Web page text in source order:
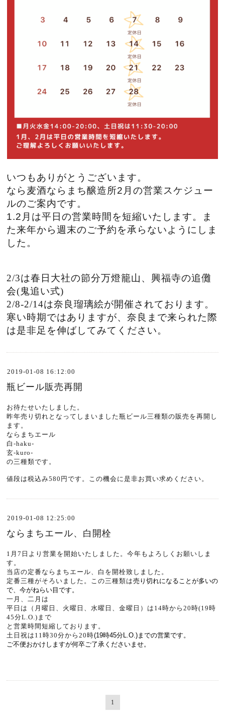
いつもありがとうございます。
なら麦酒ならまち醸造所2月の営業スケジュー
ルのご案内です。
1.2月は平日の営業時間を短縮いたします。ま
た来年から週末のご予約を承らないようにしま
した。
2/3は春日大社の節分万燈籠山、興福寺の追儺
会(鬼追い式)
2/8-2/14は奈良瑠璃絵が開催されております。
寒い時期ではありますが、奈良まで来られた際
は是非足を伸ばしてみてください。
2019-01-08 16:12:00
瓶ビール販売再開
お待たせいたしました。
昨年売り切れとなってしまいました瓶ビール三種類の販売を再開し
ます。
ならまちエール
白-haku-
玄-kuro-
の三種類です。
値段は税込み580円です。この機会に是非お買い求めください。
2019-01-08 12:25:00
ならまちエール、白開栓
1月7日より営業を開始いたしました。今年もよろしくお願いしま
す。
当店の定番ならまちエール、白を開栓致しました。
定番三種がそろいました。この三種類は売り切れになることが多いの
で、今がねらい目です。
一月、二月は
平日は（月曜日、火曜日、水曜日、金曜日）は14時から20時(19時
45分L.O.)まで
と営業時間短縮しております。
土日祝は11時30分から20時(19時45分L.O.)までの営業です。
ご不便おかけしますが何卒ご了承くださいませ。
1